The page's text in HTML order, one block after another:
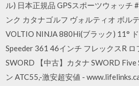
ル) 日本正規品 GPSスポーツウォッチ
ンク カタナゴルフ ヴォルティオ ボル
VOLTIO NINJA 880Hi(ブラック) 11°
Speeder 361 46インチ フレックスR
SWORD 【中古】カタナ SWORD
ン ATC55,-激安超安値 -